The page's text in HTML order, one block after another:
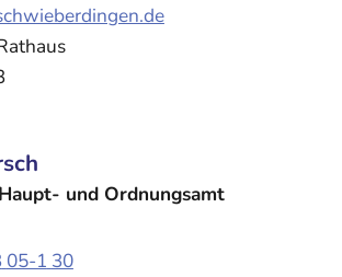
und Ordnungsamt
05-1 30